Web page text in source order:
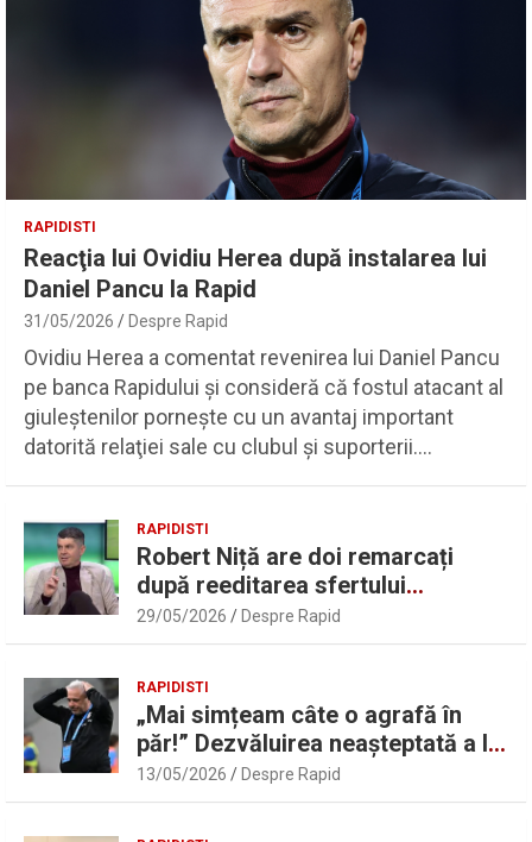
RAPIDISTI
Reacţia lui Ovidiu Herea după instalarea lui
Daniel Pancu la Rapid
31/05/2026 Despre Rapid
Ovidiu Herea a comentat revenirea lui Daniel Pancu
pe banca Rapidului şi consideră că fostul atacant al
giuleştenilor porneşte cu un avantaj important
datorită relaţiei sale cu clubul şi suporterii.…
RAPIDISTI
Robert Niță are doi remarcați
după reeditarea sfertului
UEFAntastic: „Lideri în teren” |
Sport.ro
29/05/2026 Despre Rapid
RAPIDISTI
„Mai simțeam câte o agrafă în
păr!” Dezvăluirea neașteptată a lui
Marius Șumudică despre Daniel
Pancu
13/05/2026 Despre Rapid